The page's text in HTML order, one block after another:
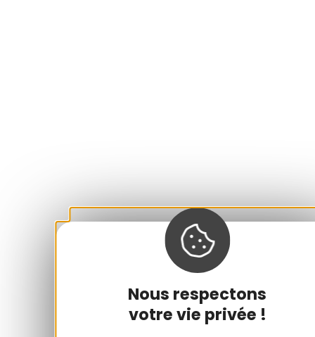
Nous respectons
votre vie privée !